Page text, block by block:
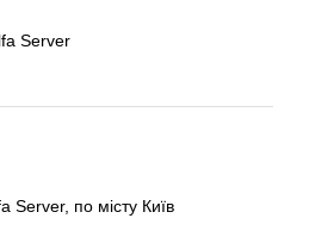
Server
Server, по місту Київ